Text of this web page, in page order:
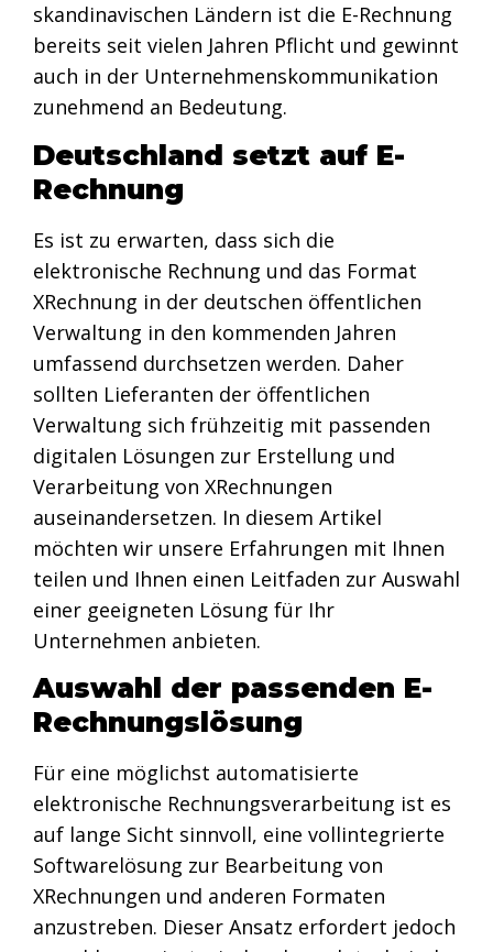
skandinavischen Ländern ist die E-Rechnung
bereits seit vielen Jahren Pflicht und gewinnt
auch in der Unternehmenskommunikation
zunehmend an Bedeutung.
Deutschland setzt auf E-
Rechnung
Es ist zu erwarten, dass sich die
elektronische Rechnung und das Format
XRechnung in der deutschen öffentlichen
Verwaltung in den kommenden Jahren
umfassend durchsetzen werden. Daher
sollten Lieferanten der öffentlichen
Verwaltung sich frühzeitig mit passenden
digitalen Lösungen zur Erstellung und
Verarbeitung von XRechnungen
auseinandersetzen. In diesem Artikel
möchten wir unsere Erfahrungen mit Ihnen
teilen und Ihnen einen Leitfaden zur Auswahl
einer geeigneten Lösung für Ihr
Unternehmen anbieten.
Auswahl der passenden E-
Rechnungslösung
Für eine möglichst automatisierte
elektronische Rechnungsverarbeitung ist es
auf lange Sicht sinnvoll, eine vollintegrierte
Softwarelösung zur Bearbeitung von
XRechnungen und anderen Formaten
anzustreben. Dieser Ansatz erfordert jedoch